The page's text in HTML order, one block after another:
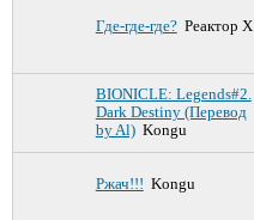
Где-где-где? Реактор Х
BIONICLE: Legends#2.
Dark Destiny (Перевод
by Al) Kongu
Ржач!!! Kongu